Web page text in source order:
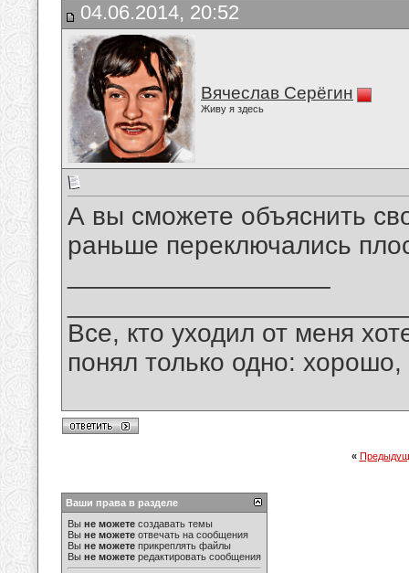
04.06.2014, 20:52
Вячеслав Серёгин
Живу я здесь
А вы сможете объяснить
раньше переключались
Все, кто уходил от меня
понял только одно:
«
Ваши права в разделе
Вы не можете создавать темы
Вы не можете отвечать на сообщения
Вы не можете прикреплять файлы
Вы не можете редактировать сообщения